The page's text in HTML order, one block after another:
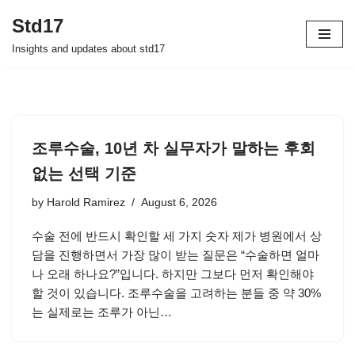
Skip
Std17
Insights and updates about std17
조루수술, 10년 차 실무자가 말하는 후회
없는 선택 기준
by Harold Ramirez August 6, 2026
수술 전에 반드시 확인할 세 가지 숫자 제가 병원에서 상
담을 진행하면서 가장 많이 받는 질문은 “수술하면 얼마
나 오래 하나요?”입니다. 하지만 그보다 먼저 확인해야
할 것이 있습니다. 조루수술을 고려하는 분들 중 약 30%
는 실제로는 조루가 아닌…